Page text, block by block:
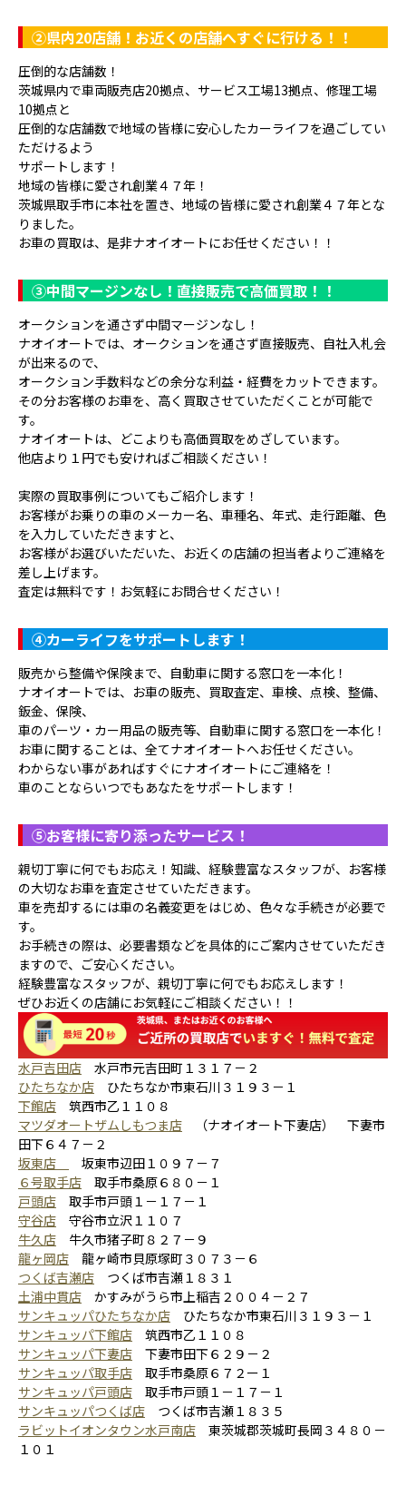
②県内20店舗！お近くの店舗へすぐに行ける！！
圧倒的な店舗数！
茨城県内で車両販売店20拠点、サービス工場13拠点、修理工場
10拠点と
圧倒的な店舗数で地域の皆様に安心したカーライフを過ごしてい
ただけるよう
サポートします！
地域の皆様に愛され創業４７年！
茨城県取手市に本社を置き、地域の皆様に愛され創業４７年とな
りました。
お車の買取は、是非ナオイオートにお任せください！！
③中間マージンなし！直接販売で高価買取！！
オークションを通さず中間マージンなし！
ナオイオートでは、オークションを通さず直接販売、自社入札会
が出来るので、
オークション手数料などの余分な利益・経費をカットできます。
その分お客様のお車を、高く買取させていただくことが可能で
す。
ナオイオートは、どこよりも高価買取をめざしています。
他店より１円でも安ければご相談ください！
実際の買取事例についてもご紹介します！
お客様がお乗りの車のメーカー名、車種名、年式、走行距離、色
を入力していただきますと、
お客様がお選びいただいた、お近くの店舗の担当者よりご連絡を
差し上げます。
査定は無料です！お気軽にお問合せください！
④カーライフをサポートします！
販売から整備や保険まで、自動車に関する窓口を一本化！
ナオイオートでは、お車の販売、買取査定、車検、点検、整備、
鈑金、保険、
車のパーツ・カー用品の販売等、自動車に関する窓口を一本化！
お車に関することは、全てナオイオートへお任せください。
わからない事があればすぐにナオイオートにご連絡を！
車のことならいつでもあなたをサポートします！
⑤お客様に寄り添ったサービス！
親切丁寧に何でもお応え！知識、経験豊富なスタッフが、お客様
の大切なお車を査定させていただきます。
車を売却するには車の名義変更をはじめ、色々な手続きが必要で
す。
お手続きの際は、必要書類などを具体的にご案内させていただき
ますので、ご安心ください。
経験豊富なスタッフが、親切丁寧に何でもお応えします！
ぜひお近くの店舗にお気軽にご相談ください！！
水戸吉田店 水戸市元吉田町１３１７－２
ひたちなか店 ひたちなか市東石川３１９３－１
下館店 筑西市乙１１０８
マツダオートザムしもつま店 （ナオイオート下妻店） 下妻市
田下６４７－２
坂東店
坂東市辺田１０９７－７
６号取手店 取手市桑原６８０－１
戸頭店 取手市戸頭１－１７－１
守谷店 守谷市立沢１１０７
牛久店 牛久市猪子町８２７－９
龍ヶ岡店 龍ヶ崎市貝原塚町３０７３－６
つくば吉瀬店 つくば市吉瀬１８３１
土浦中貫店 かすみがうら市上稲吉２００４－２７
サンキュッパひたちなか店 ひたちなか市東石川３１９３－１
サンキュッパ下館店 筑西市乙１１０８
サンキュッパ下妻店 下妻市田下６２９－２
サンキュッパ取手店 取手市桑原６７２ー１
サンキュッパ戸頭店 取手市戸頭１－１７－１
サンキュッパつくば店 つくば市吉瀬１８３５
ラビットイオンタウン水戸南店 東茨城郡茨城町長岡３４８０－
１０１